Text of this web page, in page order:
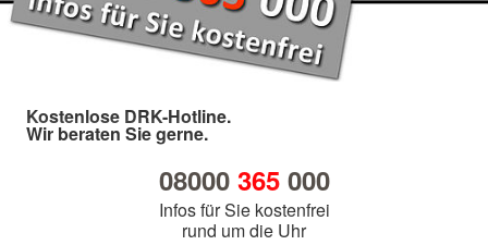
Kostenlose DRK-Hotline.
Wir beraten Sie gerne.
08000 365000
Infos für Sie kostenfrei
rund um die Uhr